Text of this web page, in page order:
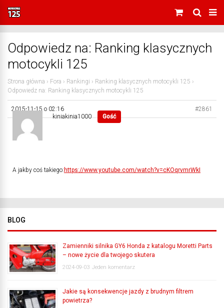
Odpowiedz na: Ranking klasycznych
motocykli 125
Strona główna › Fora › Rankingi › Ranking klasycznych motocykli 125 ›
Odpowiedz na: Ranking klasycznych motocykli 125
2015-11-15 o 02:16
#2861
kiniakinia1000
Gość
A jakby coś takiego: https://www.youtube.com/watch?v=cKOqrvmrWkI
BLOG
Zamienniki silnika GY6 Honda z katalogu Moretti Parts
– nowe życie dla twojego skutera
2024-09-03 Jeden komentarz
Jakie są konsekwencje jazdy z brudnym filtrem
powietrza?